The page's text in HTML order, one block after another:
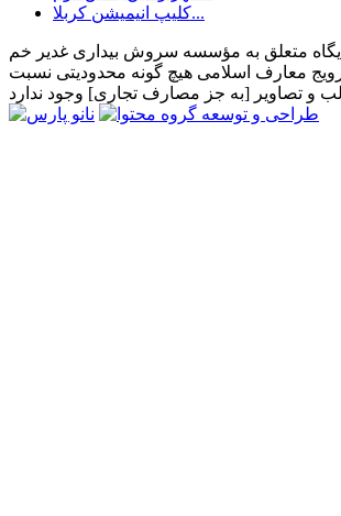
کلیپ انیمیشن کربلا...
متعلق به مؤسسه سروش بیداری غدیر خم
معارف اسلامی هیچ گونه محدودیتی نسبت